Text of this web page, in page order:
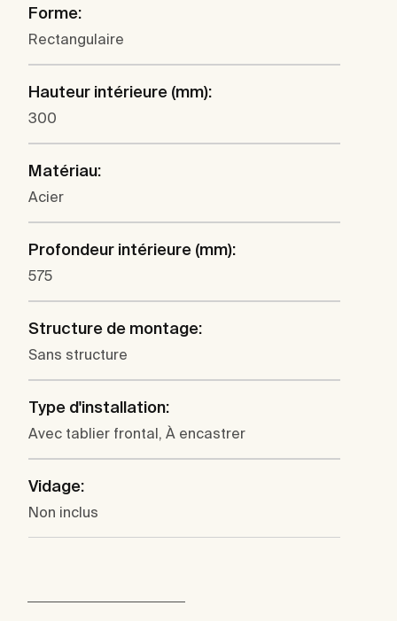
Forme:
Rectangulaire
Hauteur intérieure (mm):
300
Matériau:
Acier
Profondeur intérieure (mm):
575
Structure de montage:
Sans structure
Type d'installation:
Avec tablier frontal, À encastrer
Vidage:
Non inclus